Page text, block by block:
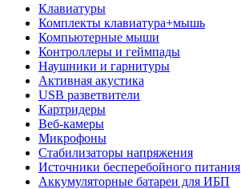
Клавиатуры
Комплекты клавиатура+мышь
Компьютерные мыши
Контроллеры и геймпады
Наушники и гарнитуры
Активная акустика
USB разветвители
Картридеры
Веб-камеры
Микрофоны
Стабилизаторы напряжения
Источники бесперебойного питания
Аккумуляторные батареи для ИБП